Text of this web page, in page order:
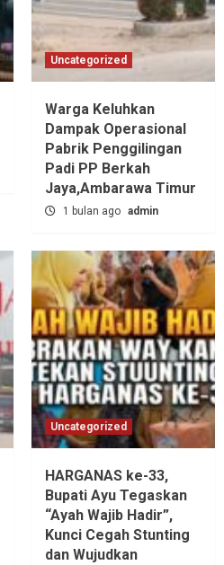
Uncategorized
Warga Keluhkan
Dampak Operasional
Pabrik Penggilingan
Padi PP Berkah
Jaya,‎Ambarawa Timur
1 bulan ago admin
Uncategorized
HARGANAS ke-33,
Bupati Ayu Tegaskan
“Ayah Wajib Hadir”,
Kunci Cegah Stunting
dan Wujudkan